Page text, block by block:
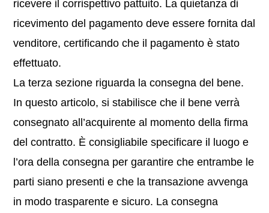
ricevere il corrispettivo pattuito. La quietanza di
ricevimento del pagamento deve essere fornita dal
venditore, certificando che il pagamento è stato
effettuato.
La terza sezione riguarda la consegna del bene.
In questo articolo, si stabilisce che il bene verrà
consegnato all’acquirente al momento della firma
del contratto. È consigliabile specificare il luogo e
l’ora della consegna per garantire che entrambe le
parti siano presenti e che la transazione avvenga
in modo trasparente e sicuro. La consegna